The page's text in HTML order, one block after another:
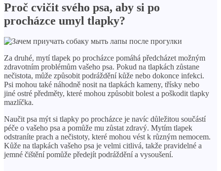
Proč cvičit svého psa, aby si po
procházce umyl tlapky?
Za druhé, mytí tlapek po procházce pomáhá předcházet možným
zdravotním problémům vašeho psa. Pokud na tlapkách zůstane
nečistota, může způsobit podráždění kůže nebo dokonce infekci.
Psi mohou také náhodně nosit na tlapkách kameny, třísky nebo
jiné ostré předměty, které mohou způsobit bolest a poškodit tlapky
mazlíčka.
Naučit psa mýt si tlapky po procházce je navíc důležitou součástí
péče o vašeho psa a pomůže mu zůstat zdravý. Mytím tlapek
odstraníte prach a nečistoty, které mohou vést k různým nemocem.
Kůže na tlapkách vašeho psa je velmi citlivá, takže pravidelné a
jemné čištění pomůže předejít podráždění a vysoušení.